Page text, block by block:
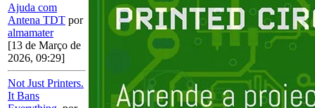
Ajuda com
Antena TDT por
almamater
[13 de Março de
2026, 09:29]
Not Just Printers.
It Bans